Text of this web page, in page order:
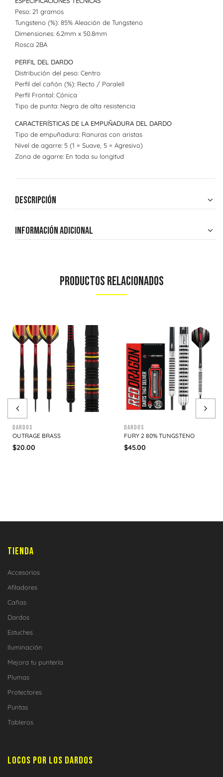
Peso: 21 gramos
Tungsteno (%): 85% Aleación de Tungsteno
Dimensiones: 6.2mm x 50.8mm
Rosca 2BA
PERFIL DEL DARDO
Distribución del peso: Centro
Perfil del cañón (%): Recto / Paralell
Perfil Frontal: Cónica
Tipo de punta: Negra de alta resistencia
CARACTERÍSTICAS DE LA EMPUÑADURA DEL DARDO
Tipo de empuñadura: Ranuras con aristas
Nivel de agarre: 5 (1 = Suave, 5 = Agresivo)
Zona de agarre: En toda su longitud
Descripción
Información adicional
Productos Relacionados
Dardos
OUTRAGE BRASS
$20.00
Dardos
FURY 2 80% TUNGSTENO
$45.00
TIENDA
Accesorios
Afiladores
Cañas
Dardos
Estuches
Iluminación
Mejora tu puntería
Plumas
Protectores
Puntas
Tableros
LOCOS POR LOS DARDOS